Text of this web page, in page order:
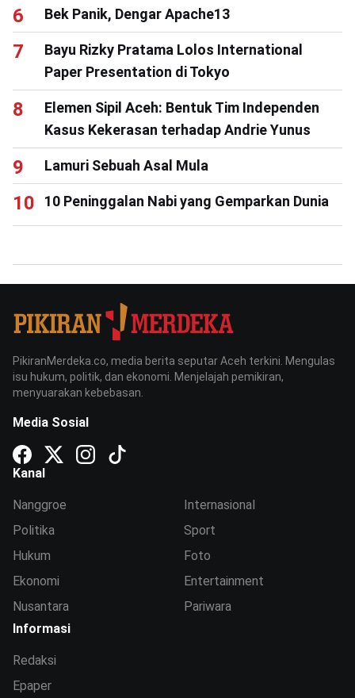
Bek Panik, Dengar Apache13
Bayu Rizky Pratama Lolos International
Paper Presentation di Tokyo
Elemen Sipil Aceh: Bentuk Tim Independen
Kasus Kekerasan terhadap Andrie Yunus
Lamuri Sebuah Asal Mula
10 Peninggalan Nabi yang Gemparkan Dunia
PikiranMerdeka.co, media berita seputar Aceh terkini. Mengulas
isu hukum, politik, dan ekonomi. Menjelajah pemikiran,
menyuarakan kebebasan.
Media Sosial
Kanal
Nanggroe
Politika
Hukum
Ekonomi
Nusantara
Internasional
Sport
Foto
Entertainment
Pariwara
Informasi
Redaksi
Epaper